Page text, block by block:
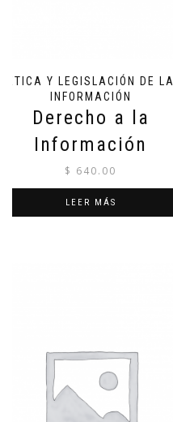
ÉTICA Y LEGISLACIÓN DE LA
INFORMACIÓN
Derecho a la
Información
$ 640.00
LEER MÁS